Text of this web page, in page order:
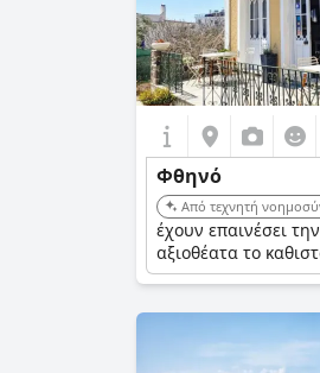
Φθηνό
Από τεχνητή
έχουν επαινέσει
αξιοθέατα το